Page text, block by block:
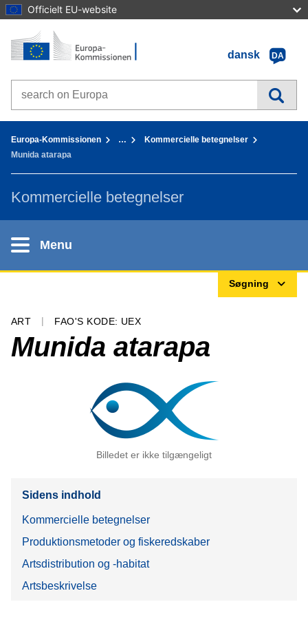
Officielt EU-website
Gå til indhold
Forside - Europa-Kommissionen
dansk
DA
Search on Europa websites
Europa-Kommissionen …
Kommercielle betegnelser
Munida atarapa
Kommercielle betegnelser
Menu
Søgning
ART FAO'S KODE: UEX
Munida atarapa
Billedet er ikke tilgængeligt
Sidens indhold
Kommercielle betegnelser
Produktionsmetoder og fiskeredskaber
Artsdistribution og -habitat
Artsbeskrivelse